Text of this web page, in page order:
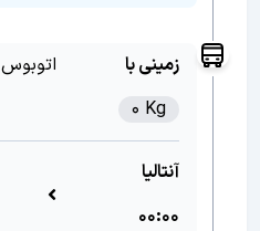
زمینی با
اتوبوس
0 Kg
آنتالیا
00:00